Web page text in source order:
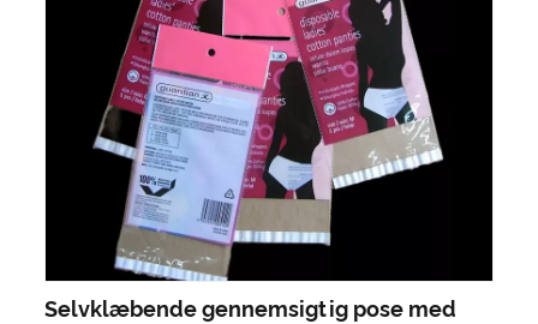
Selvklæbende gennemsigtig pose med